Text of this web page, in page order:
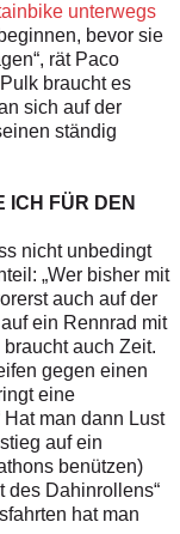
unterwegs
bevor sie
rät Paco
braucht es
sich auf der
ständig
ICH FÜR DEN
nicht unbedingt
„Wer bisher mit
auch auf der
ein Rennrad mit
auch Zeit.
gegen einen
eine
Hat man dann Lust
auf ein
benützen)
des Dahinrollens“
hat man